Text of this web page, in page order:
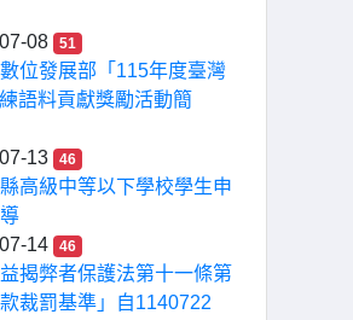
08
51
位發展部「115年度臺灣
語料貢獻獎勵活動簡
13
46
高級中等以下學校學生申
14
46
益揭弊者保護法第十一條第
裁罰基準」自1140722